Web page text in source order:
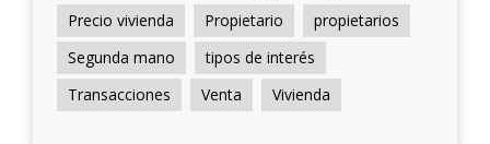
Precio vivienda
Propietario
propietarios
Segunda mano
tipos de interés
Transacciones
Venta Vivienda